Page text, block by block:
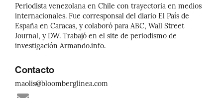
Periodista venezolana en Chile con trayectoria en medios
internacionales. Fue corresponsal del diario El País de
España en Caracas, y colaboró para ABC, Wall Street
Journal, y DW. Trabajó en el site de periodismo de
investigación Armando.info.
Contacto
maolis@bloomberglinea.com